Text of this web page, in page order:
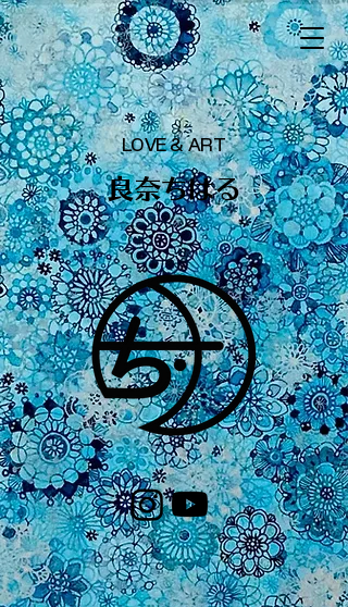
LOVE & ART
​良奈ちはる